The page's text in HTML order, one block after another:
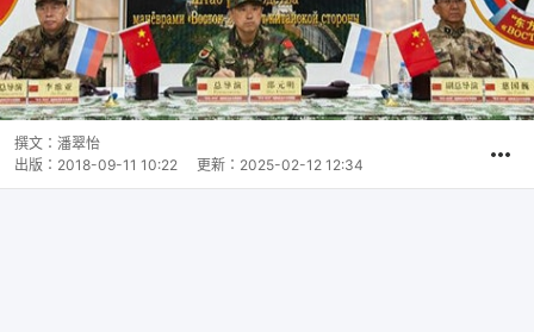
撰文： 潘翠怡
出版： 2018-09-11 10:22 更新： 2025-02-12 12:34